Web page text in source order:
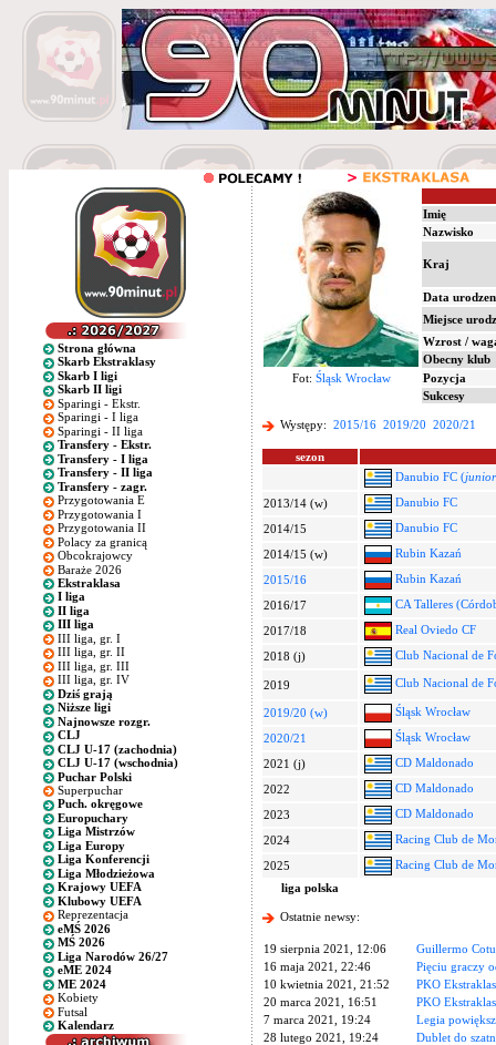
Strona główna
Skarb Ekstraklasy
Skarb I ligi
Skarb II ligi
Sparingi - Ekstr.
Sparingi - I liga
Sparingi - II liga
Transfery - Ekstr.
Transfery - I liga
Transfery - II liga
Transfery - zagr.
Przygotowania E
Przygotowania I
Przygotowania II
Polacy za granicą
Obcokrajowcy
Baraże 2026
Ekstraklasa
I liga
II liga
III liga
III liga, gr. I
III liga, gr. II
III liga, gr. III
III liga, gr. IV
Dziś grają
Niższe ligi
Najnowsze rozgr.
CLJ
CLJ U-17 (zachodnia)
CLJ U-17 (wschodnia)
Puchar Polski
Superpuchar
Puch. okręgowe
Europuchary
Liga Mistrzów
Liga Europy
Liga Konferencji
Liga Młodzieżowa
Krajowy UEFA
Klubowy UEFA
Reprezentacja
eMŚ 2026
MŚ 2026
Liga Narodów 26/27
eME 2024
ME 2024
Kobiety
Futsal
Kalendarz
Imię
Nazwisko
Kraj
Data
Miejsce
Wzrost /
Obecny klub
Fot: Śląsk Wrocław
Pozycja
Sukcesy
Występy: 2015/16 2019/20 2020/21
sezon
Danubio FC (
2013/14 (w)
Danubio FC
2014/15
Danubio FC
2014/15 (w)
Rubin Kazań
2015/16
Rubin Kazań
2016/17
CA Talleres
2017/18
Real Oviedo CF
2018 (j)
Club Nacional de
2019 Club Nacional de
2019/20 (w)
Śląsk Wrocław
2020/21
Śląsk Wrocław
2021 (j)
CD Maldonado
2022
CD Maldonado
2023
CD Maldonado
2024
Racing Club de
2025
Racing Club de
liga polska
Ostatnie newsy:
19 sierpnia 2021, 12:06
Guillermo
16 maja 2021, 22:46
Pięciu graczy
10 kwietnia 2021, 21:52
PKO
20 marca 2021, 16:51
PKO
7 marca 2021, 19:24
Legia
28 lutego 2021, 19:24
Dublet do